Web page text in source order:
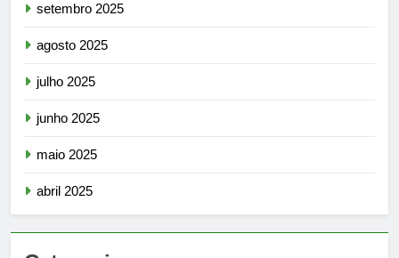
setembro 2025
agosto 2025
julho 2025
junho 2025
maio 2025
abril 2025